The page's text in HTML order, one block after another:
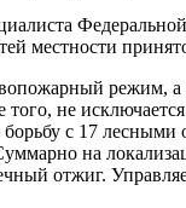
местности
режим,
не
борьбу с 17
на
отжиг.